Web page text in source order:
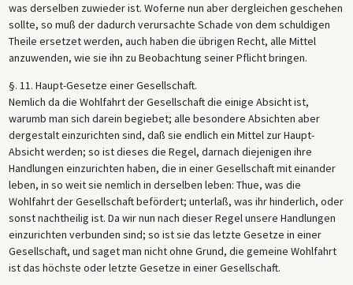
was derselben zuwieder ist. Woferne nun aber dergleichen geschehen
sollte, so muß der dadurch verursachte Schade von dem schuldigen
Theile ersetzet werden, auch haben die übrigen Recht, alle Mittel
anzuwenden, wie sie ihn zu Beobachtung seiner Pflicht bringen.
§. 11. Haupt-Gesetze einer Gesellschaft.
Nemlich da die Wohlfahrt der Gesellschaft die einige Absicht ist,
warumb man sich darein begiebet; alle besondere Absichten aber
dergestalt einzurichten sind, daß sie endlich ein Mittel zur Haupt-
Absicht werden; so ist dieses die Regel, darnach diejenigen ihre
Handlungen einzurichten haben, die in einer Gesellschaft mit einander
leben, in so weit sie nemlich in derselben leben: Thue, was die
Wohlfahrt der Gesellschaft befördert; unterlaß, was ihr hinderlich, oder
sonst nachtheilig ist. Da wir nun nach dieser Regel unsere Handlungen
einzurichten verbunden sind; so ist sie das letzte Gesetze in einer
Gesellschaft, und saget man nicht ohne Grund, die gemeine Wohlfahrt
ist das höchste oder letzte Gesetze in einer Gesellschaft.